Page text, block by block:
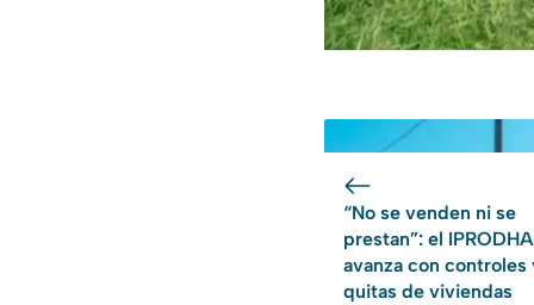
“No se venden ni se
prestan”: el IPRODHA
avanza con controles
quitas de viviendas